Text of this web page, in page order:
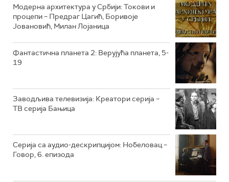
РТС КОЛО
Модерна архитектура у Србији: Токови и
процепи – Предраг Цагић, Боривоје
Јовановић, Милан Лојаница
Фантастична планета 2: Верујућа планета, 5-
19
Заводљива телевизија: Креатори серија –
ТВ серија Бањица
Серија са аудио-дескрипцијом: Нобеловац –
Говор, 6. епизода